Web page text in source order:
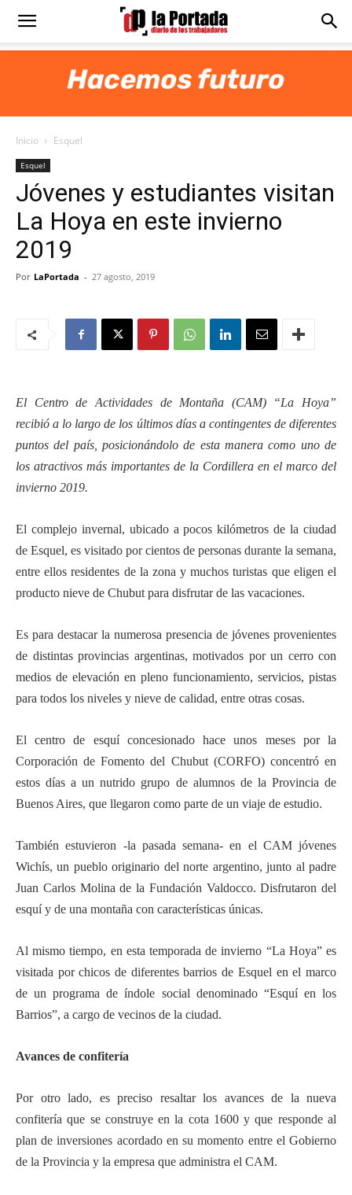
Diario
Portada
Inicio Esquel
Esquel
Jóvenes y estudiantes visitan
La Hoya en este invierno
2019
Por LaPortada - 27 agosto, 2019
El Centro de Actividades de Montaña (CAM) “La Hoya”
recibió a lo largo de los últimos días a contingentes de diferentes
puntos del país, posicionándolo de esta manera como uno de
los atractivos más importantes de la Cordillera en el marco del
invierno 2019.
El complejo invernal, ubicado a pocos kilómetros de la ciudad
de Esquel, es visitado por cientos de personas durante la semana,
entre ellos residentes de la zona y muchos turistas que eligen el
producto nieve de Chubut para disfrutar de las vacaciones.
Es para destacar la numerosa presencia de jóvenes provenientes
de distintas provincias argentinas, motivados por un cerro con
medios de elevación en pleno funcionamiento, servicios, pistas
para todos los niveles y nieve de calidad, entre otras cosas.
El centro de esquí concesionado hace unos meses por la
Corporación de Fomento del Chubut (CORFO) concentró en
estos días a un nutrido grupo de alumnos de la Provincia de
Buenos Aires, que llegaron como parte de un viaje de estudio.
También estuvieron -la pasada semana- en el CAM jóvenes
Wichís, un pueblo originario del norte argentino, junto al padre
Juan Carlos Molina de la Fundación Valdocco. Disfrutaron del
esquí y de una montaña con características únicas.
Al mismo tiempo, en esta temporada de invierno “La Hoya” es
visitada por chicos de diferentes barrios de Esquel en el marco
de un programa de índole social denominado “Esquí en los
Barrios”, a cargo de vecinos de la ciudad.
Avances de confitería
Por otro lado, es preciso resaltar los avances de la nueva
confitería que se construye en la cota 1600 y que responde al
plan de inversiones acordado en su momento entre el Gobierno
de la Provincia y la empresa que administra el CAM.